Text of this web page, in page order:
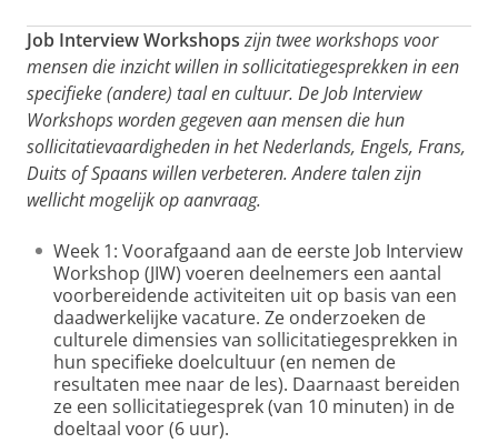
Job Interview Workshops zijn twee workshops voor
mensen die inzicht willen in sollicitatiegesprekken in een
specifieke (andere) taal en cultuur. De Job Interview
Workshops worden gegeven aan mensen die hun
sollicitatievaardigheden in het Nederlands, Engels, Frans,
Duits of Spaans willen verbeteren. Andere talen zijn
wellicht mogelijk op aanvraag.
Week 1: Voorafgaand aan de eerste Job Interview
Workshop (JIW) voeren deelnemers een aantal
voorbereidende activiteiten uit op basis van een
daadwerkelijke vacature. Ze onderzoeken de
culturele dimensies van sollicitatiegesprekken in
hun specifieke doelcultuur (en nemen de
resultaten mee naar de les). Daarnaast bereiden
ze een sollicitatiegesprek (van 10 minuten) in de
doeltaal voor (6 uur).